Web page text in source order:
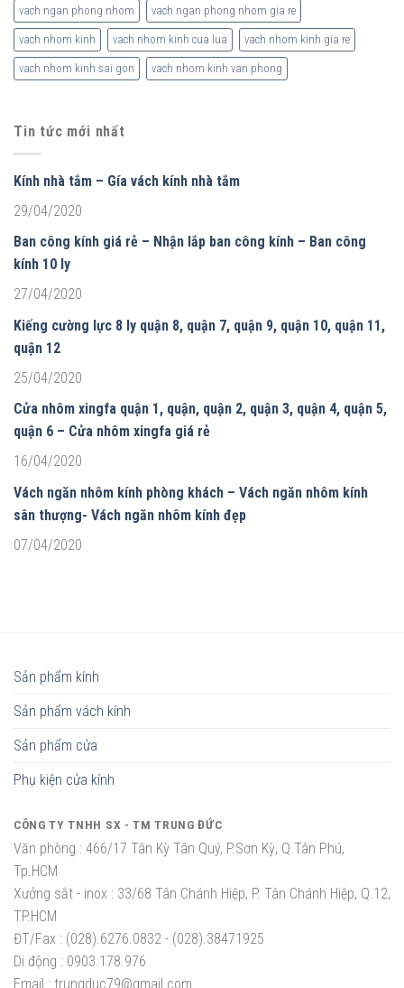
vach ngan phong nhom vach ngan phong nhom gia re
vach nhom kinh vach nhom kinh cua lua vach nhom kinh gia re
vach nhom kinh sai gon vach nhom kinh van phong
Tin tức mới nhất
Kính nhà tắm – Gía vách kính nhà tắm
29/04/2020
Ban công kính giá rẻ – Nhận lắp ban công kính – Ban công
kính 10 ly
27/04/2020
Kiếng cường lực 8 ly quận 8, quận 7, quận 9, quận 10, quận 11,
quận 12
25/04/2020
Cửa nhôm xingfa quận 1, quận, quận 2, quận 3, quận 4, quận 5,
quận 6 – Cửa nhôm xingfa giá rẻ
16/04/2020
Vách ngăn nhôm kính phòng khách – Vách ngăn nhôm kính
sân thượng- Vách ngăn nhôm kính đẹp
07/04/2020
Sản phẩm kính
Sản phẩm vách kính
Sản phẩm cửa
Phụ kiện cửa kính
CÔNG TY TNHH SX - TM TRUNG ĐỨC
Văn phòng : 466/17 Tân Kỳ Tân Quý, P.Sơn Kỳ, Q.Tân Phú,
Tp.HCM
Xưởng sắt - inox : 33/68 Tân Chánh Hiệp, P. Tân Chánh Hiệp, Q.12,
TP.HCM
ĐT/Fax : (028).6276.0832 - (028).38471925
Di động : 0903.178.976
Email : trungduc79@gmail.com